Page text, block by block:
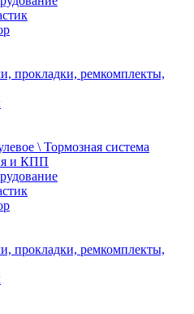
прокладки, ремкомплекты,
\ Тормозная система
и КПП
прокладки, ремкомплекты,